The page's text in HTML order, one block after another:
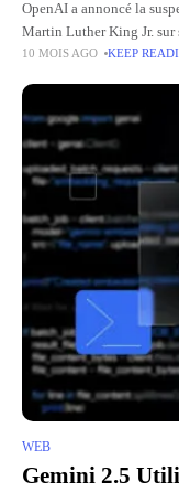
OpenAI a annoncé la
Martin Luther King Jr. sur
domaine juridique du
10 MOIS AGO KEEP
WEB
Gemini 2.5